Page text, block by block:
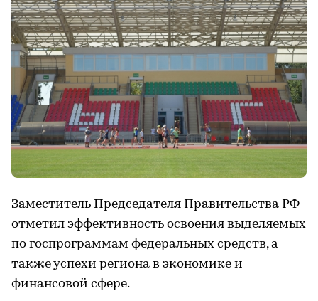
Заместитель Председателя Правительства РФ
отметил эффективность освоения выделяемых
по госпрограммам федеральных средств, а
также успехи региона в экономике и
финансовой сфере.